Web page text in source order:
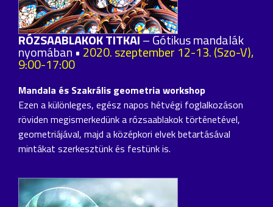
RÓZSAABLAKOK TITKAI– Gótikus mandalák
nyomában • 2020. szeptember 12-13. (Szo-V),
9:00-17:00
Mandala és Szakrális geometria workshop
Ezen a különleges, egész napos hétvégi foglalkozáson
röviden megismerkedünk a rózsaablakok történetével,
geometriájával, majd a középkori elvek betartásával
mintákat szerkesztünk és festünk is.